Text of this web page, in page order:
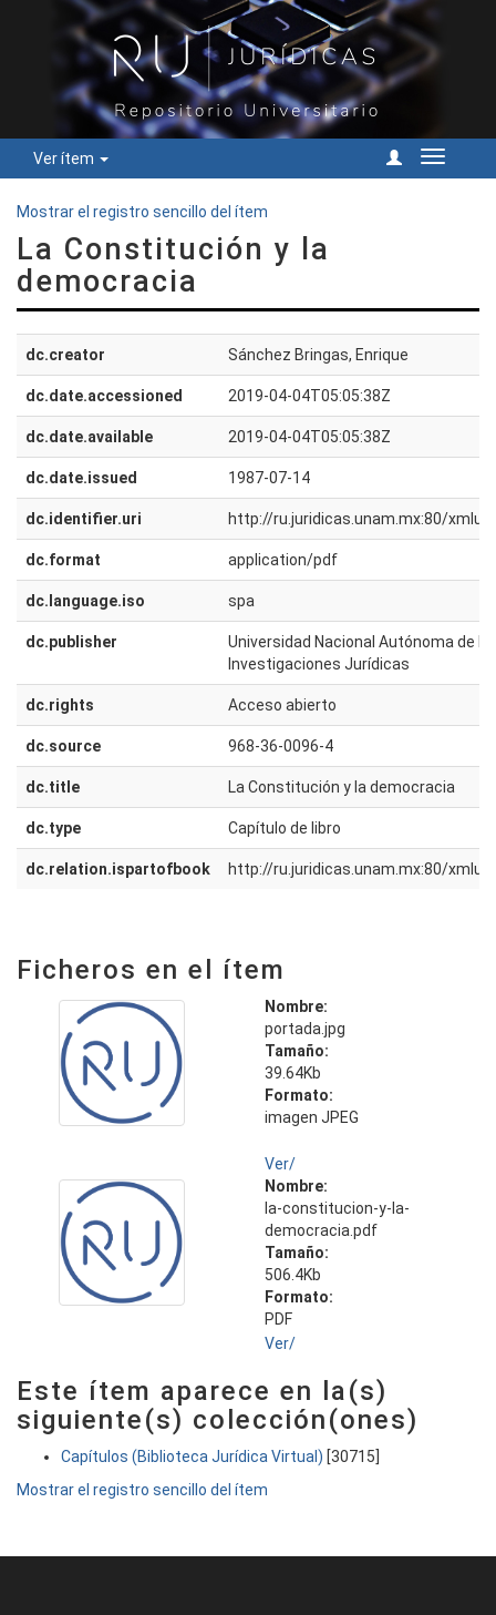
Ver ítem
Cambiar
Mostrar el registro sencillo del ítem
La Constitución y la
democracia
dc.creator Sánchez Bringas, Enrique
dc.date.accessioned 2019-04-04T05:05:38Z
dc.date.available 2019-04-04T05:05:38Z
dc.date.issued 1987-07-14
dc.identifier.uri http://ru.juridicas.unam.mx:80/
dc.format application/pdf
dc.language.iso spa
dc.publisher
Universidad Nacional Autónoma de
Investigaciones Jurídicas
dc.rights Acceso abierto
dc.source 968-36-0096-4
dc.title La Constitución y la democracia
dc.type Capítulo de libro
dc.relation.ispartofbook http://ru.juridicas.unam.mx:80/
Ficheros en el ítem
Nombre:
portada.jpg
Tamaño:
39.64Kb
Formato:
imagen JPEG
Ver/
Nombre:
la-constitucion-y-la-
democracia.pdf
Tamaño:
506.4Kb
Formato:
PDF
Ver/
Este ítem aparece en la(s)
siguiente(s) colección(ones)
Capítulos (Biblioteca Jurídica Virtual) [30715]
Mostrar el registro sencillo del ítem